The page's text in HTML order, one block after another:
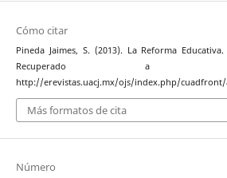
Cómo citar
Pineda Jaimes, S. (2013). La Reforma
Recuperado a
http://erevistas.uacj.mx/ojs/index.php/
Más formatos de cita
Número